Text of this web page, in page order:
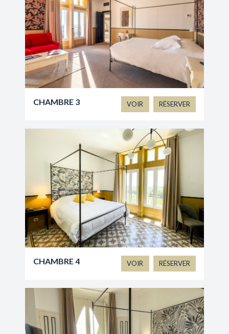
CHAMBRE 3 VOIR RÉSERVER
CHAMBRE 4 VOIR RÉSERVER